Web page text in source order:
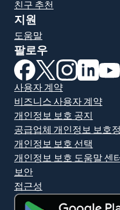
친구 추천
지원
도움말
팔로우
(새 창에서 열림)
(새 창에서 열림)
(새 창에서
(새
사용자 계약
비즈니스 사용자 계약
개인정보 보호 공지
공급업체 개인정보 보호
개인정보 보호 선택
개인정보 보호 도움말 센
보안
접근성